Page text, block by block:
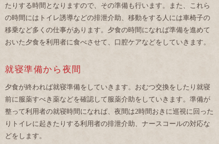
たりする時間となりますので、その準備も行います。また、これら
の時間にはトイレ誘導などの排泄介助、移動をする人には車椅子の
移乗など多くの仕事があります。夕食の時間になれば準備を進めて
おいた夕食を利用者に食べさせて、口腔ケアなどをしていきます。
就寝準備から夜間
夕食が終われば就寝準備をしていきます。おむつ交換をしたり就寝
前に服薬すべき薬などを確認して服薬介助をしていきます。準備が
整って利用者の就寝時間になれば、夜間は2時間おきに巡視に回った
りトイレに起きたりする利用者の排泄介助、ナースコールの対応な
どをします。